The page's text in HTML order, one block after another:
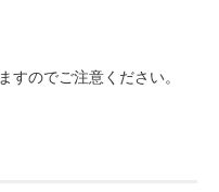
すのでご注意ください。